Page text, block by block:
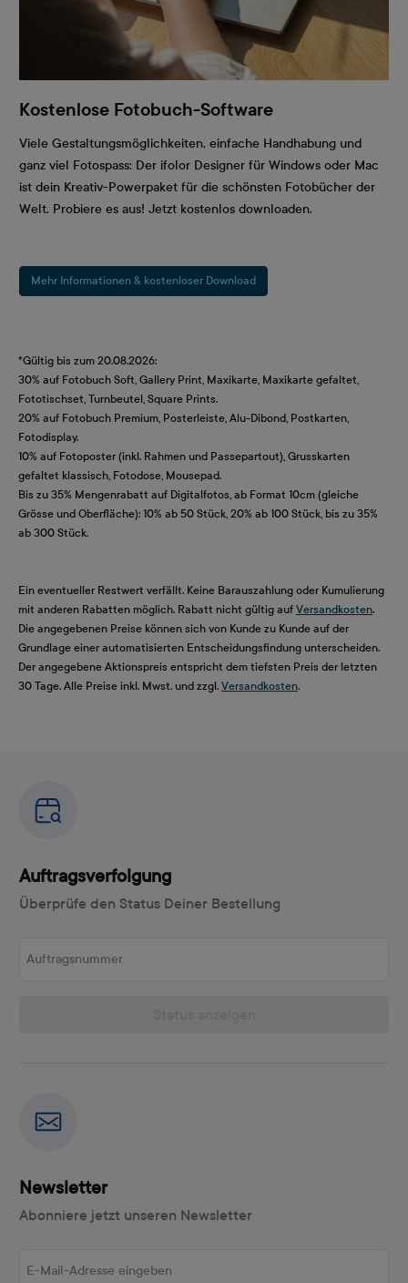
Kostenlose Fotobuch-Software
Viele Gestaltungsmöglichkeiten, einfache Handhabung und
ganz viel Fotospass: Der ifolor Designer für Windows oder Mac
ist dein Kreativ-Powerpaket für die schönsten Fotobücher der
Welt. Probiere es aus! Jetzt kostenlos downloaden.
Mehr Informationen & kostenloser Download
*Gültig bis zum 20.08.2026:
30% auf Fotobuch Soft, Gallery Print, Maxikarte, Maxikarte gefaltet,
Fototischset, Turnbeutel, Square Prints.
20% auf Fotobuch Premium, Posterleiste, Alu-Dibond, Postkarten,
Fotodisplay.
10% auf Fotoposter (inkl. Rahmen und Passepartout), Grusskarten
gefaltet klassisch, Fotodose, Mousepad.
Bis zu 35% Mengenrabatt auf Digitalfotos, ab Format 10cm (gleiche
Grösse und Oberfläche): 10% ab 50 Stück, 20% ab 100 Stück, bis zu 35%
ab 300 Stück.
Ein eventueller Restwert verfällt. Keine Barauszahlung oder Kumulierung
mit anderen Rabatten möglich. Rabatt nicht gültig auf Versandkosten.
Die angegebenen Preise können sich von Kunde zu Kunde auf der
Grundlage einer automatisierten Entscheidungsfindung unterscheiden.
Der angegebene Aktionspreis entspricht dem tiefsten Preis der letzten
30 Tage. Alle Preise inkl. Mwst. und zzgl. Versandkosten.
Auftragsverfolgung
Überprüfe den Status Deiner Bestellung
Newsletter
Abonniere jetzt unseren Newsletter